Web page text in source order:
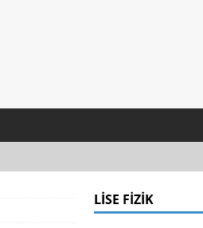
LISE FIZIK